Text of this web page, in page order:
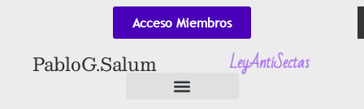
Acceso Miembros
Pablo G. Salum LeyAntiSectas